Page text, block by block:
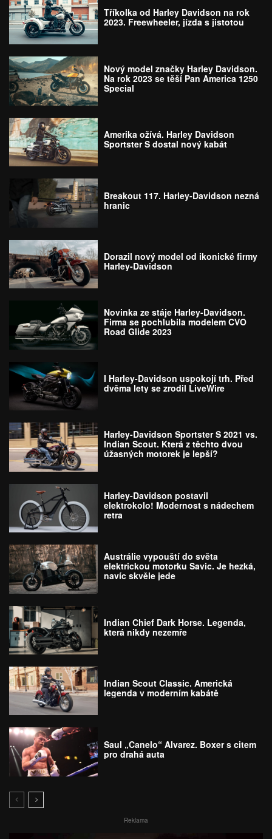
Tříkolka od Harley Davidson na rok
2023. Freewheeler, jízda s jistotou
Nový model značky Harley Davidson.
Na rok 2023 se těší Pan America 1250
Special
Amerika ožívá. Harley Davidson
Sportster S dostal nový kabát
Breakout 117. Harley-Davidson nezná
hranic
Dorazil nový model od ikonické firmy
Harley-Davidson
Novinka ze stáje Harley-Davidson.
Firma se pochlubila modelem CVO
Road Glide 2023
I Harley-Davidson uspokojí trh. Před
dvěma lety se zrodil LiveWire
Harley-Davidson Sportster S 2021 vs.
Indian Scout. Která z těchto dvou
úžasných motorek je lepší?
Harley-Davidson postavil
elektrokolo! Modernost s nádechem
retra
Austrálie vypouští do světa
elektrickou motorku Savic. Je hezká,
navíc skvěle jede
Indian Chief Dark Horse. Legenda,
která nikdy nezemře
Indian Scout Classic. Americká
legenda v moderním kabátě
Saul „Canelo“ Alvarez. Boxer s citem
pro drahá auta
Reklama